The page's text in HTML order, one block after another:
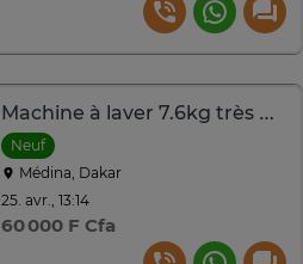
Machine à laver 7.6kg très pratique
Neuf
Médina, Dakar
25. avr., 13:14
60 000 F Cfa